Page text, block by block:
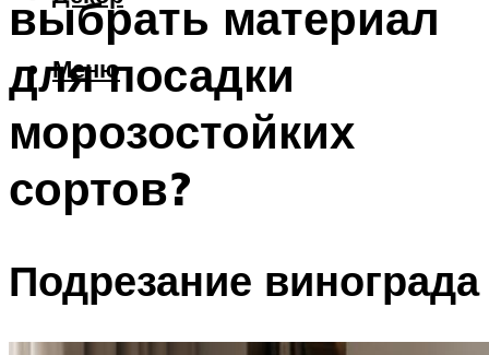
Меню
выбрать материал
для посадки
морозостойких
сортов?
Подрезание винограда